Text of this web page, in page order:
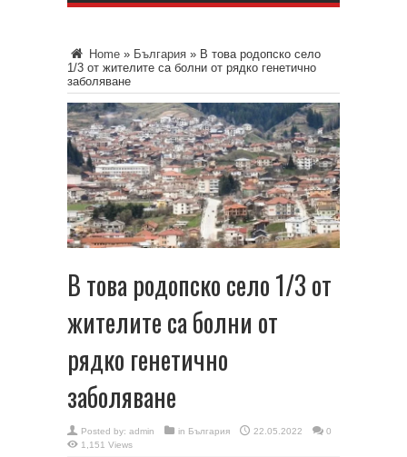
Home » България » В това родопско село
1/3 от жителите са болни от рядко генетично
заболяване
В това родопско село 1/3 от
жителите са болни от
рядко генетично
заболяване
Posted by: admin in България 22.05.2022
0
1,151 Views